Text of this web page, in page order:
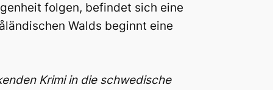
folgen, befindet sich eine
Walds beginnt eine
Krimi in die schwedische